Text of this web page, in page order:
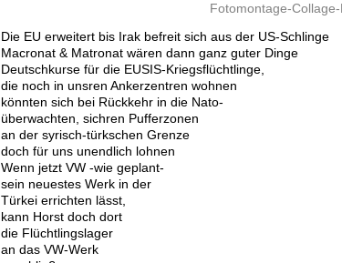
Fotomontage-
Die EU erweitert bis Irak befreit sich aus der US-Schlinge
Macronat & Matronat wären dann ganz guter Dinge
Deutschkurse für die EUSIS-Kriegsflüchtlinge,
die noch in unsren Ankerzentren wohnen
könnten sich bei Rückkehr in die Nato-
überwachten, sichren Pufferzonen
an der syrisch-türkschen Grenze
doch für uns unendlich lohnen
Wenn jetzt VW -wie geplant-
sein neuestes Werk in der
Türkei errichten lässt,
kann Horst doch dort
die Flüchtlingslager
an das VW-Werk